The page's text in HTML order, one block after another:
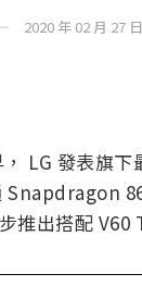
2020 年 02 月 27 日
LG 發表旗
Snapdragon
推出搭配